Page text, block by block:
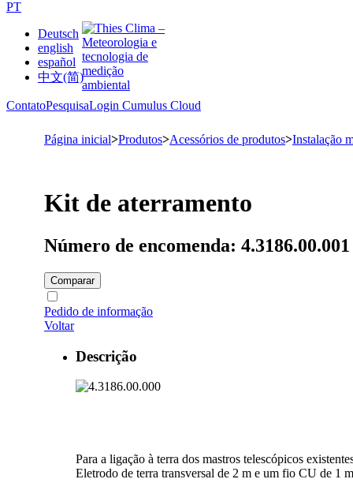
PT
Deutsch
english
español
中文(简)
ContatoPesquisaLogin Cumulus Cloud
Página inicial>Produtos>Acessórios de produtos>Instalação
Kit de aterramento
Número de encomenda: 4.3186.00.001
Comparar
Pedido de informação
Voltar
Descrição
Para a ligação à terra dos mastros telescópicos
Eletrodo de terra transversal de 2 m e um fio CU de 1